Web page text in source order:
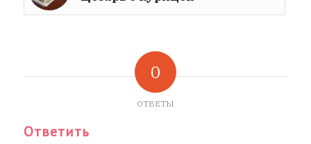
0
ОТВЕТЫ
Ответить